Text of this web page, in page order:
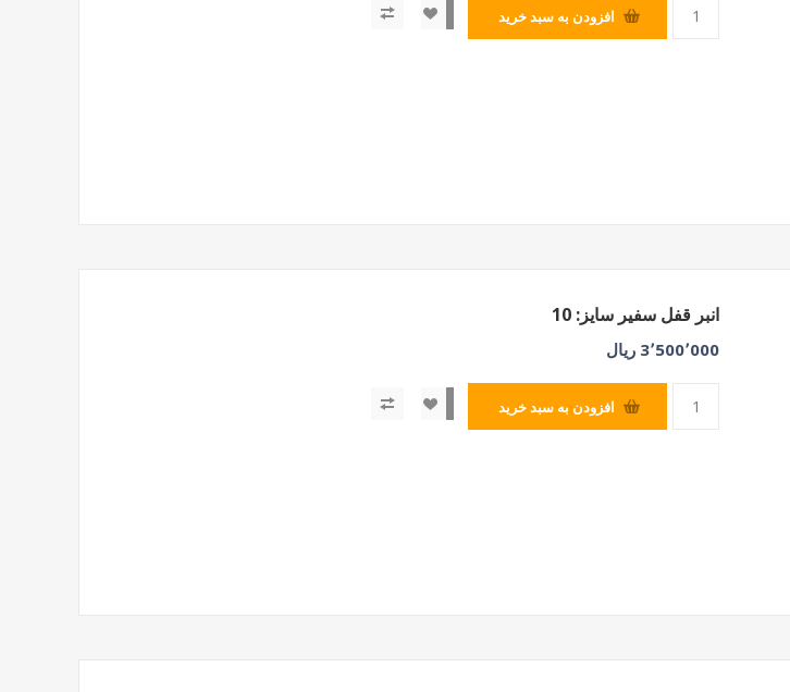
افزودن به سبد خرید
انبر قفل سفیر سایز: 10
3٬500٬000 ریال
افزودن به سبد خرید